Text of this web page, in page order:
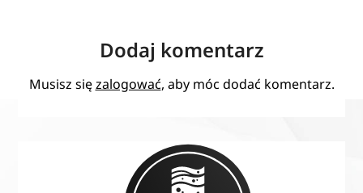
Dodaj komentarz
Musisz sięzalogować, aby móc dodać komentarz.